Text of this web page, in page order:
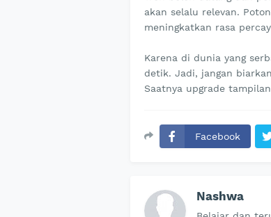
akan selalu relevan.
meningkatkan rasa
Karena di dunia yang
detik. Jadi, jangan
Saatnya upgrade
Facebook
Nashwa